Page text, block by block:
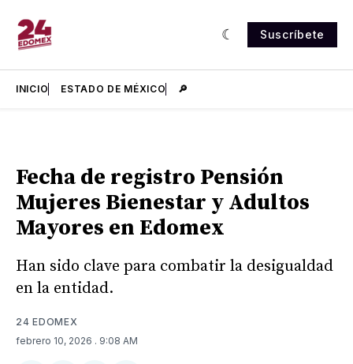
Suscríbete
INICIO ESTADO DE MÉXICO 🔎
Fecha de registro Pensión
Mujeres Bienestar y Adultos
Mayores en Edomex
Han sido clave para combatir la desigualdad
en la entidad.
24 EDOMEX
febrero 10, 2026 . 9:08 AM